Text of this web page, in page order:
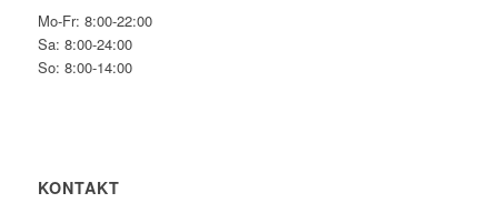
Mo-Fr: 8:00-22:00
Sa: 8:00-24:00
So: 8:00-14:00
KONTAKT